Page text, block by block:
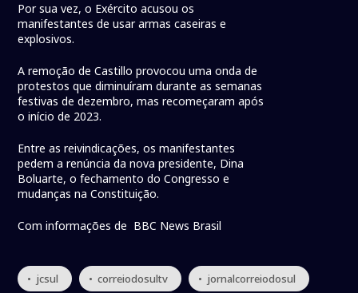
Por sua vez, o Exército acusou os
manifestantes de usar armas caseiras e
explosivos.
A remoção de Castillo provocou uma onda de
protestos que diminuíram durante as semanas
festivas de dezembro, mas recomeçaram após
o início de 2023.
Entre as reivindicações, os manifestantes
pedem a renúncia da nova presidente, Dina
Boluarte, o fechamento do Congresso e
mudanças na Constituição.
Com informações de BBC News Brasil
• jcsul • correiodosultv • jornalcorreiodosul